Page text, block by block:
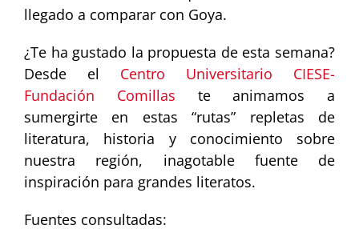
llegado a comparar con Goya.
¿Te ha gustado la propuesta de esta semana?
Desde el Centro Universitario CIESE-
Fundación Comillas te animamos a
sumergirte en estas “rutas” repletas de
literatura, historia y conocimiento sobre
nuestra región, inagotable fuente de
inspiración para grandes literatos.
Fuentes consultadas: